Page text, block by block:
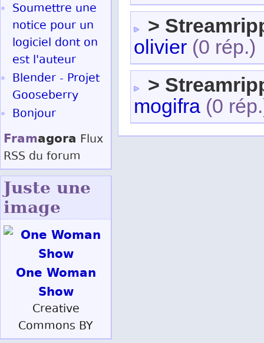
>
olivier (0 rép.)
>
mogifra (0
Soumettre une
notice pour un
logiciel dont on
est l'auteur
Blender - Projet
Gooseberry
Bonjour
Framagora Flux
RSS du forum
Juste une
image
One Woman
Show
Creative
Commons BY